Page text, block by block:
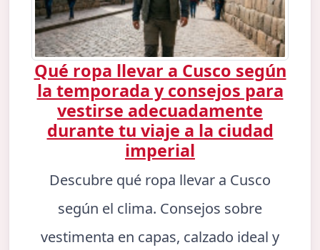
Qué ropa llevar a Cusco según
la temporada y consejos para
vestirse adecuadamente
durante tu viaje a la ciudad
imperial
Descubre qué ropa llevar a Cusco
según el clima. Consejos sobre
vestimenta en capas, calzado ideal y